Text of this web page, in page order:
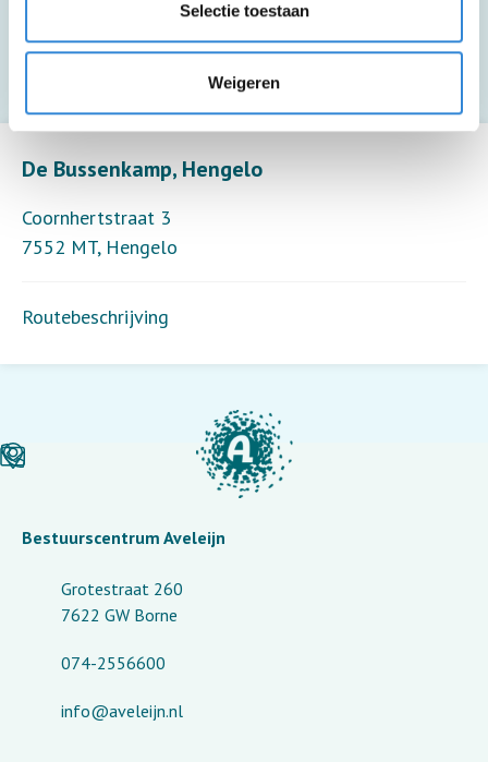
Selectie toestaan
Weigeren
Leaflet| ©OpenStreetMapcontributors
De Bussenkamp, Hengelo
Coornhertstraat 3
7552 MT, Hengelo
Routebeschrijving
Deze activiteit is inclusief begeleiding (6
deelnemers per begeleider).
Bestuurscentrum Aveleijn
Grotestraat 260
7622 GW Borne
074-2556600
info@aveleijn.nl